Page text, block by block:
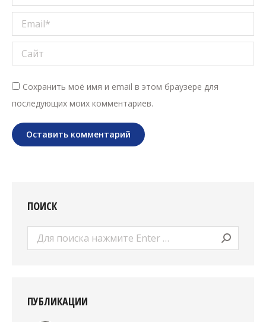
Email *
Сайт
Сохранить моё имя и email в этом браузере для
последующих моих комментариев.
Оставить комментарий
ПОИСК
Поиск:
ПУБЛИКАЦИИ